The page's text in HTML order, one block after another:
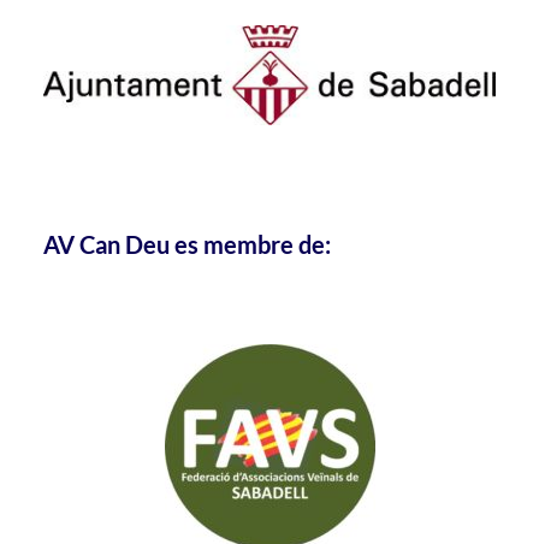
AV Can Deu es membre de: